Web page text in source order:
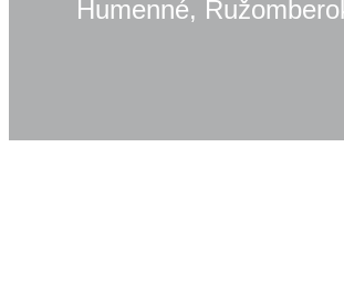
Humenné,